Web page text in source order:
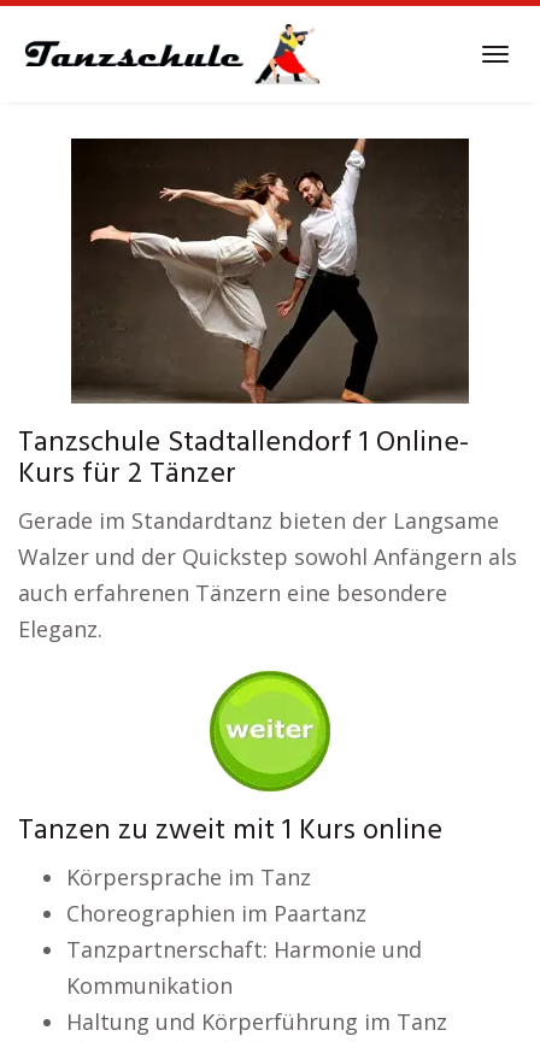
Tanzschule Stadtallendorf 1 Online-
Kurs für 2 Tänzer
Gerade im Standardtanz bieten der Langsame
Walzer und der Quickstep sowohl Anfängern als
auch erfahrenen Tänzern eine besondere
Eleganz.
Tanzen zu zweit mit 1 Kurs online
Körpersprache im Tanz
Choreographien im Paartanz
Tanzpartnerschaft: Harmonie und
Kommunikation
Haltung und Körperführung im Tanz